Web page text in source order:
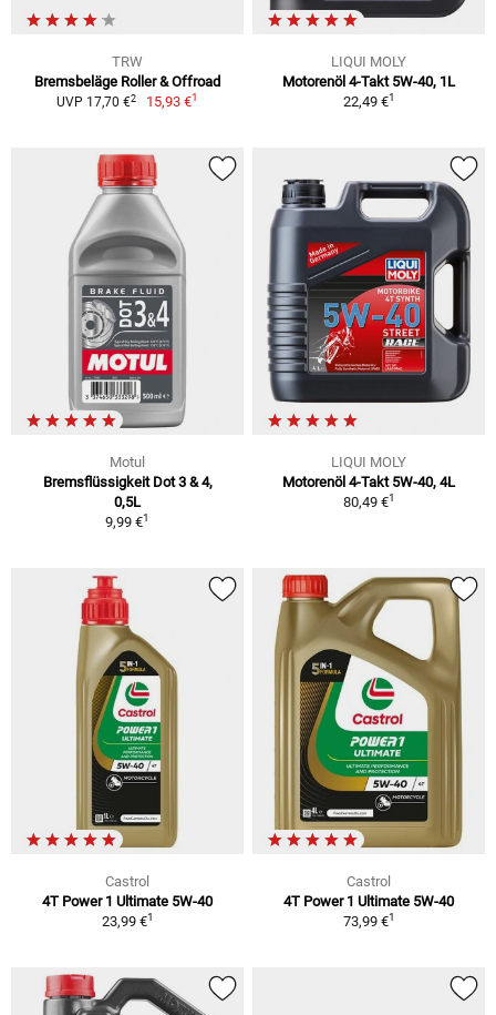
TRW
Bremsbeläge Roller & Offroad
UVP 17,70 €2 15,93 €1
LIQUI MOLY
Motorenöl 4-Takt 5W-40, 1L
22,49 €1
Motul
Bremsflüssigkeit Dot 3 & 4,
0,5L
9,99 €1
LIQUI MOLY
Motorenöl 4-Takt 5W-40, 4L
80,49 €1
Castrol
4T Power 1 Ultimate 5W-40
23,99 €1
Castrol
4T Power 1 Ultimate 5W-40
73,99 €1